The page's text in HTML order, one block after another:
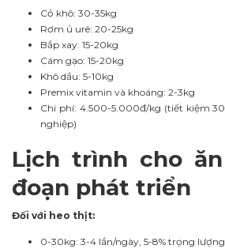
Cỏ khô: 30-35kg
Rơm ủ urê: 20-25kg
Bắp xay: 15-20kg
Cám gạo: 15-20kg
Khô dầu: 5-10kg
Premix vitamin và khoáng: 2-3kg
Chi phí: 4.500-5.000đ/kg (tiết kiệm
nghiệp)
Lịch trình cho
đoạn phát triển
Đối với heo thịt:
0-30kg: 3-4 lần/ngày, 5-8% trọng